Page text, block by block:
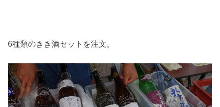
6種類のきき酒セットを注文。